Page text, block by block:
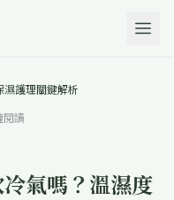
濕護理關鍵解析
閱讀
氣嗎？溫濕度